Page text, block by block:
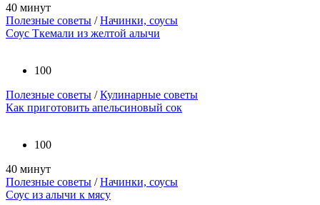
40 минут
Полезные советы /Начинки, соусы
Соус Ткемали из желтой алычи
100
Полезные советы /Кулинарные советы
Как приготовить апельсиновый сок
100
40 минут
Полезные советы /Начинки, соусы
Соус из алычи к мясу